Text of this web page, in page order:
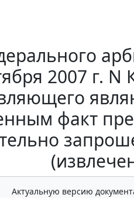
2007 г.
факт
Актуальную версию